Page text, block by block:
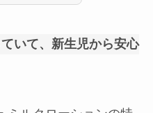
いて、新生児から安心